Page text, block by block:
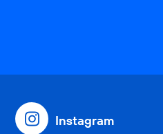
Instagram